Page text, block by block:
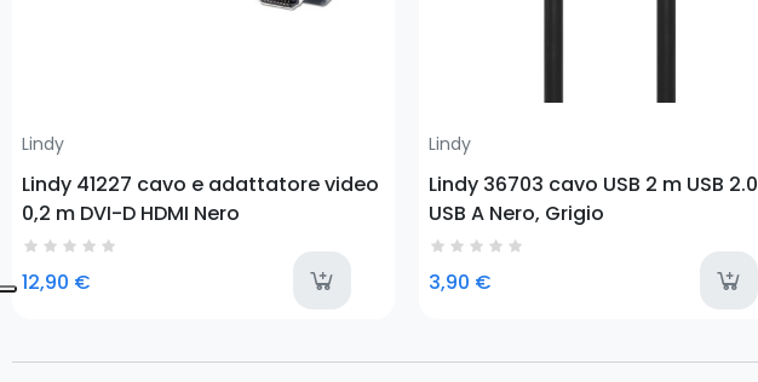
Lindy
Lindy 41227 cavo e adattatore video
0,2 m DVI-D HDMI Nero
12,90 € last-items
Lindy
Lindy 36703 cavo USB 2 m USB 2.0
USB A Nero, Grigio
3,90 €